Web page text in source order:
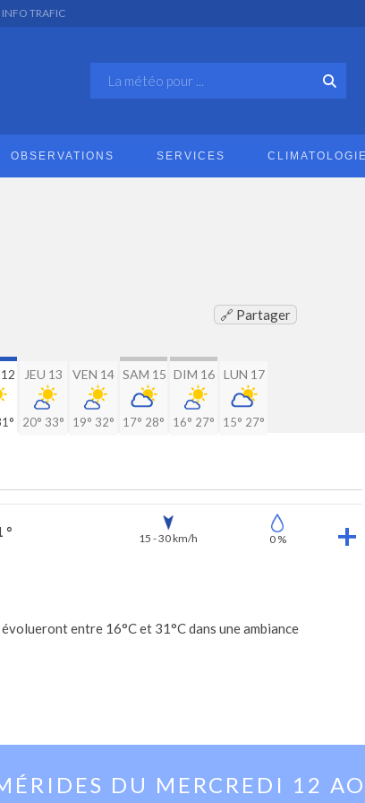
INFO TRAFIC
OBSERVATIONS SERVICES
🔗 Partager
JEU 13
20° 33°
VEN 14
19° 32°
SAM 15
17° 28°
DIM 16
16° 27°
LUN 17
15° 27°
° 15 - 30 km/h 0 %
entre 16°C et 31°C dans une ambiance
DU MERCREDI 12